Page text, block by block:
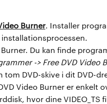
Burner. Installer
Du kan finde
-> Free DVD Video
DVD-skive i dit DVD-
Video Burner er enkelt
hvor dine